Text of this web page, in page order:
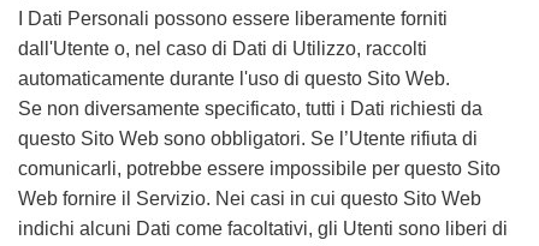
I Dati Personali possono essere liberamente forniti
dall'Utente o, nel caso di Dati di Utilizzo, raccolti
automaticamente durante l'uso di questo Sito Web.
Se non diversamente specificato, tutti i Dati richiesti da
questo Sito Web sono obbligatori. Se l’Utente rifiuta di
comunicarli, potrebbe essere impossibile per questo Sito
Web fornire il Servizio. Nei casi in cui questo Sito Web
indichi alcuni Dati come facoltativi, gli Utenti sono liberi di